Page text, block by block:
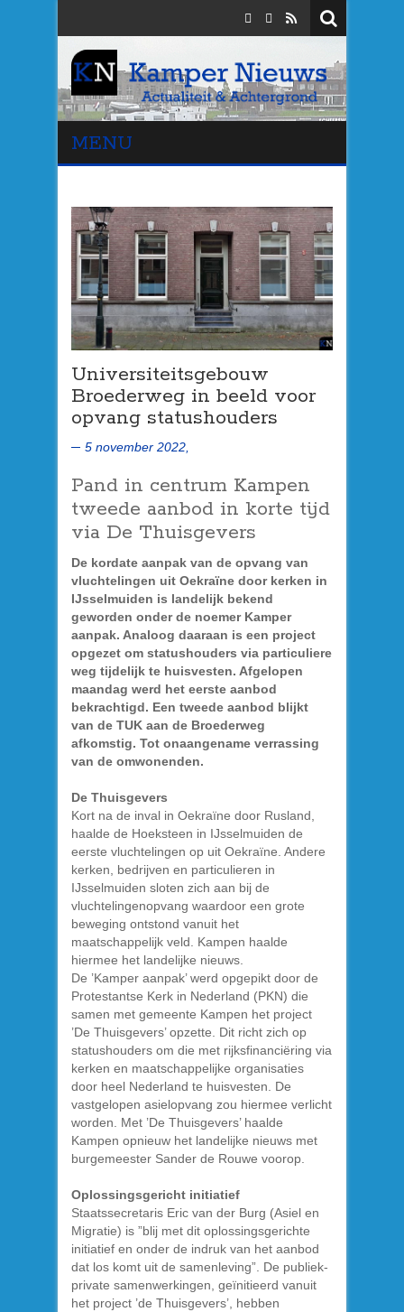
MENU
Universiteitsgebouw
Broederweg in beeld voor
opvang statushouders
5 november 2022,
Pand in centrum Kampen
tweede aanbod in korte tijd
via De Thuisgevers
De kordate aanpak van de opvang van
vluchtelingen uit Oekraïne door kerken in
IJsselmuiden is landelijk bekend
geworden onder de noemer Kamper
aanpak. Analoog daaraan is een project
opgezet om statushouders via particuliere
weg tijdelijk te huisvesten. Afgelopen
maandag werd het eerste aanbod
bekrachtigd. Een tweede aanbod blijkt
van de TUK aan de Broederweg
afkomstig. Tot onaangename verrassing
van de omwonenden.
De Thuisgevers
Kort na de inval in Oekraïne door Rusland,
haalde de Hoeksteen in IJsselmuiden de
eerste vluchtelingen op uit Oekraïne. Andere
kerken, bedrijven en particulieren in
IJsselmuiden sloten zich aan bij de
vluchtelingenopvang waardoor een grote
beweging ontstond vanuit het
maatschappelijk veld. Kampen haalde
hiermee het landelijke nieuws.
De ’Kamper aanpak’ werd opgepikt door de
Protestantse Kerk in Nederland (PKN) die
samen met gemeente Kampen het project
’De Thuisgevers’ opzette. Dit richt zich op
statushouders om die met rijksfinanciëring via
kerken en maatschappelijke organisaties
door heel Nederland te huisvesten. De
vastgelopen asielopvang zou hiermee verlicht
worden. Met ’De Thuisgevers’ haalde
Kampen opnieuw het landelijke nieuws met
burgemeester Sander de Rouwe voorop.
Oplossingsgericht initiatief
Staatssecretaris Eric van der Burg (Asiel en
Migratie) is ”blij met dit oplossingsgerichte
initiatief en onder de indruk van het aanbod
dat los komt uit de samenleving”. De publiek-
private samenwerkingen, geïnitieerd vanuit
het project ’de Thuisgevers’, hebben